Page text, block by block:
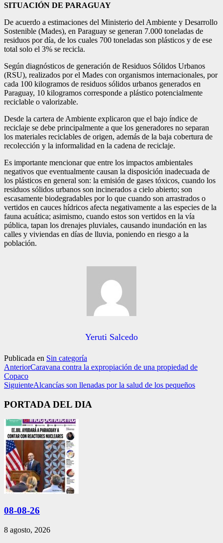
SITUACIÓN DE PARAGUAY
De acuerdo a estimaciones del Ministerio del Ambiente y Desarrollo
Sostenible (Mades), en Paraguay se generan 7.000 toneladas de
residuos por día, de los cuales 700 toneladas son plásticos y de ese
total solo el 3% se recicla.
Según diagnósticos de generación de Residuos Sólidos Urbanos
(RSU), realizados por el Mades con organismos internacionales, por
cada 100 kilogramos de residuos sólidos urbanos generados en
Paraguay, 10 kilogramos corresponde a plástico potencialmente
reciclable o valorizable.
Desde la cartera de Ambiente explicaron que el bajo índice de
reciclaje se debe principalmente a que los generadores no separan
los materiales reciclables de origen, además de la baja cobertura de
recolección y la informalidad en la cadena de reciclaje.
Es importante mencionar que entre los impactos ambientales
negativos que eventualmente causan la disposición inadecuada de
los plásticos en general son: la emisión de gases tóxicos, cuando los
residuos sólidos urbanos son incinerados a cielo abierto; son
escasamente biodegradables por lo que cuando son arrastrados o
vertidos en cauces hídricos afecta negativamente a las especies de la
fauna acuática; asimismo, cuando estos son vertidos en la vía
pública, tapan los drenajes pluviales, causando inundación en las
calles y viviendas en días de lluvia, poniendo en riesgo a la
población.
Yeruti Salcedo
Publicada en Sin categoría
AnteriorCaravana contra la expropiación de una propiedad de
Copaco
SiguienteAlcancías son llenadas por la salud de los pequeños
PORTADA DEL DIA
08-08-26
8 agosto, 2026